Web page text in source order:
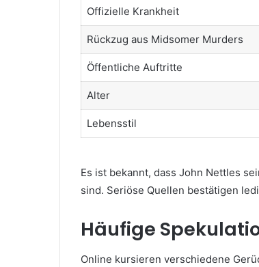
Offizielle Krankheit
Rückzug aus Midsomer Murders
Öffentliche Auftritte
Alter
Lebensstil
Es ist bekannt, dass John Nettles
sind. Seriöse Quellen bestätigen
Häufige
Online kursieren verschiedene